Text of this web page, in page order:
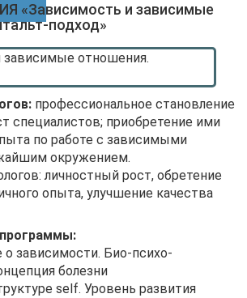
«Зависимость и зависимые
подход»
профессиональное становление
специалистов; приобретение ими
по работе с зависимыми
окружением.
личностный рост, обретение
опыта, улучшение качества
о зависимости. Био-психо-
болезни
self. Уровень развития